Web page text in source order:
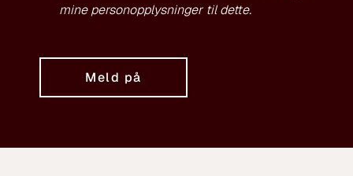
mine personopplysninger til dette.
Meld på